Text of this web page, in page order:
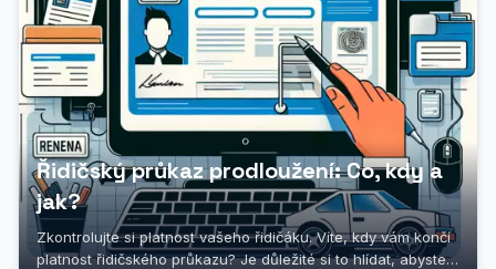
Řidičský průkaz prodloužení: Co, kdy a
jak?
Zkontrolujte si platnost vašeho řidičáku. Víte, kdy vám končí
platnost řidičského průkazu? Je důležité si to hlídat, abyste